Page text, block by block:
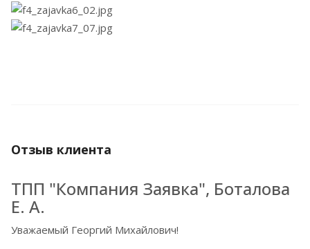
Отзыв клиента
ТПП "Компания Заявка", Боталова
Е. А.
Уважаемый Георгий Михайлович!